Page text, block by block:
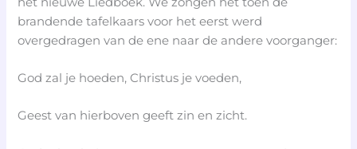
brandende tafelkaars voor het eerst werd
overgedragen van de ene naar de andere voorganger:
God zal je hoeden, Christus je voeden,
Geest van hierboven geeft zin en zicht.